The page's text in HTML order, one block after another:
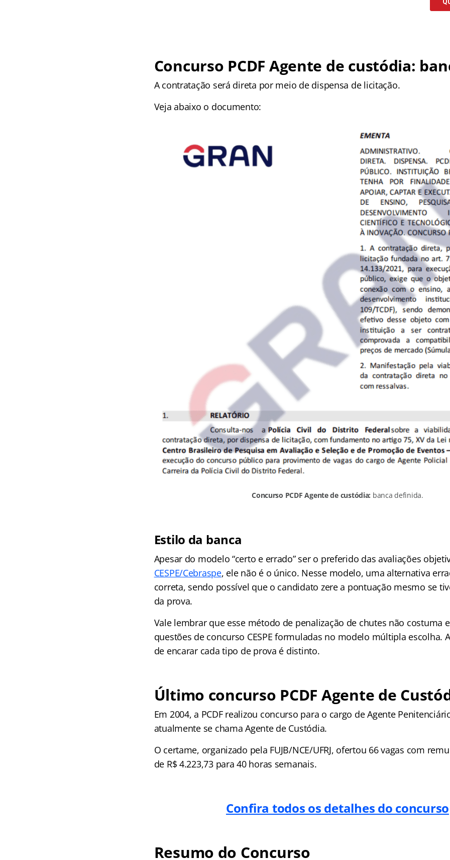
Concurso PCDF Agente de custódia:
A contratação será direta por meio de dispensa de licitação.
Veja abaixo o documento:
Concurso PCDF Agente de custódia: banca definida.
Estilo da banca
Apesar do modelo “certo e errado” ser o preferido das avaliações
CESPE/Cebraspe, ele não é o único. Nesse modelo, uma alternativa
correta, sendo possível que o candidato zere a pontuação mesmo se
da prova.
Vale lembrar que esse método de penalização de chutes não costuma
questões de concurso CESPE formuladas no modelo múltipla escolha.
de encarar cada tipo de prova é distinto.
Último concurso PCDF Agente de
Em 2004, a PCDF realizou concurso para o cargo de Agente
atualmente se chama Agente de Custódia.
O certame, organizado pela FUJB/NCE/UFRJ, ofertou 66 vagas com
de R$ 4.223,73 para 40 horas semanais.
Confira todos os detalhes do concurso
Resumo do Concurso